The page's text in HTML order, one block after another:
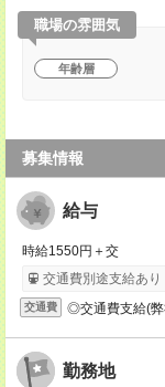
職場の雰囲気
年齢層
募集情報
給与
時給1550円＋交
交通費別途支給あり
交通費 ◎交通費支給(
勤務地